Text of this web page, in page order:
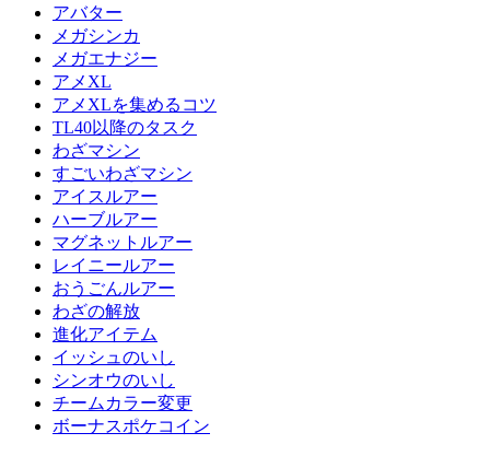
アバター
メガシンカ
メガエナジー
アメXL
アメXLを集めるコツ
TL40以降のタスク
わざマシン
すごいわざマシン
アイスルアー
ハーブルアー
マグネットルアー
レイニールアー
おうごんルアー
わざの解放
進化アイテム
イッシュのいし
シンオウのいし
チームカラー変更
ボーナスポケコイン